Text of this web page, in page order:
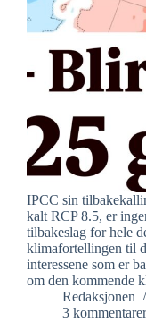
IPCC sin
kalt RCP 8.5, er
tilbakeslag for hele
klimafortellingen til
interessene som er
om den kommende
Redaksjonen
3 kommentarer